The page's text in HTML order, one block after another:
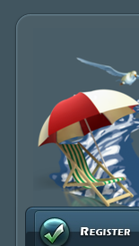
Registruj se